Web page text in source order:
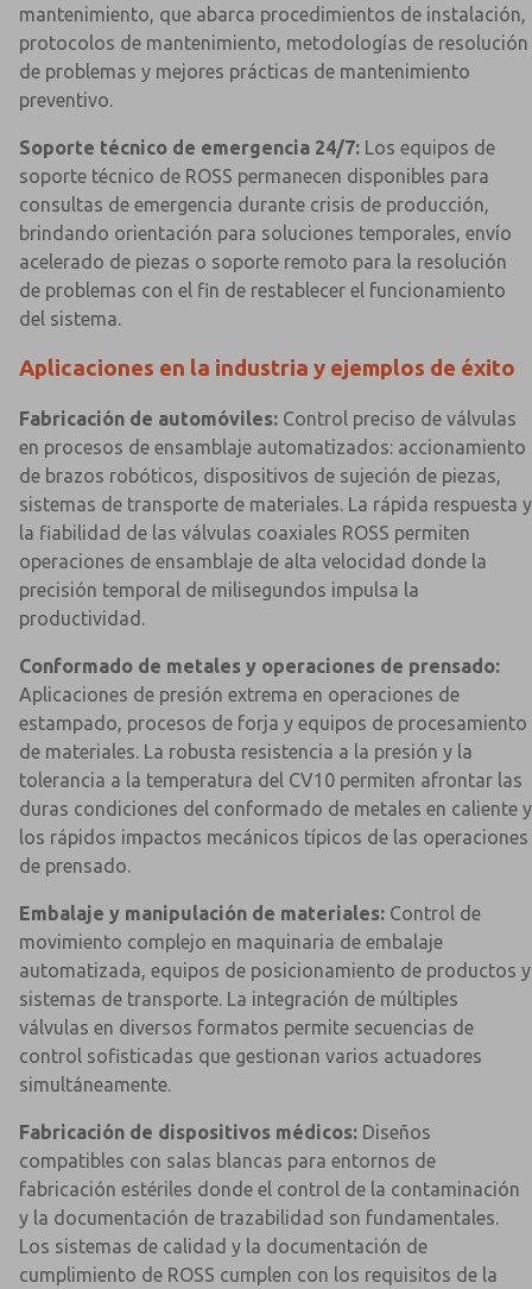
mantenimiento, que abarca procedimientos de instalación,
protocolos de mantenimiento, metodologías de resolución
de problemas y mejores prácticas de mantenimiento
preventivo.
Soporte técnico de emergencia 24/7: Los equipos de
soporte técnico de ROSS permanecen disponibles para
consultas de emergencia durante crisis de producción,
brindando orientación para soluciones temporales, envío
acelerado de piezas o soporte remoto para la resolución
de problemas con el fin de restablecer el funcionamiento
del sistema.
Aplicaciones en la industria y ejemplos de éxito
Fabricación de automóviles: Control preciso de válvulas
en procesos de ensamblaje automatizados: accionamiento
de brazos robóticos, dispositivos de sujeción de piezas,
sistemas de transporte de materiales. La rápida respuesta y
la fiabilidad de las válvulas coaxiales ROSS permiten
operaciones de ensamblaje de alta velocidad donde la
precisión temporal de milisegundos impulsa la
productividad.
Conformado de metales y operaciones de prensado:
Aplicaciones de presión extrema en operaciones de
estampado, procesos de forja y equipos de procesamiento
de materiales. La robusta resistencia a la presión y la
tolerancia a la temperatura del CV10 permiten afrontar las
duras condiciones del conformado de metales en caliente y
los rápidos impactos mecánicos típicos de las operaciones
de prensado.
Embalaje y manipulación de materiales: Control de
movimiento complejo en maquinaria de embalaje
automatizada, equipos de posicionamiento de productos y
sistemas de transporte. La integración de múltiples
válvulas en diversos formatos permite secuencias de
control sofisticadas que gestionan varios actuadores
simultáneamente.
Fabricación de dispositivos médicos: Diseños
compatibles con salas blancas para entornos de
fabricación estériles donde el control de la contaminación
y la documentación de trazabilidad son fundamentales.
Los sistemas de calidad y la documentación de
cumplimiento de ROSS cumplen con los requisitos de la